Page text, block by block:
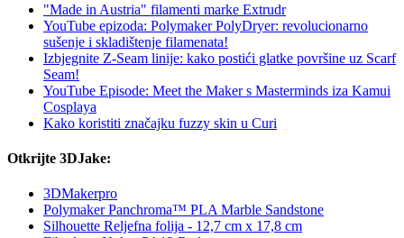
"Made in Austria" filamenti marke Extrudr
YouTube epizoda: Polymaker PolyDryer: revolucionarno
sušenje i skladištenje filamenata!
Izbjegnite Z-Seam linije: kako postići glatke površine uz Scarf
Seam!
YouTube Episode: Meet the Maker s Masterminds iza Kamui
Cosplaya
Kako koristiti značajku fuzzy skin u Curi
Otkrijte 3DJake:
3DMakerpro
Polymaker Panchroma™ PLA Marble Sandstone
Silhouette Reljefna folija - 12,7 cm x 17,8 cm